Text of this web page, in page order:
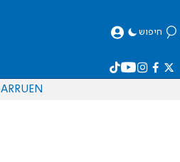
חיפוש
EN
RU
AR